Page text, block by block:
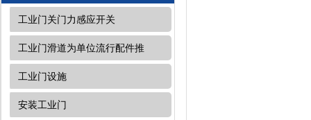
工业门关门力感应开关
工业门滑道为单位流行配件推
工业门设施
安装工业门